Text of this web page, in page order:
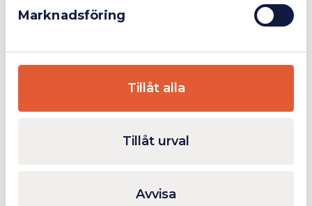
Marknadsföring
Tillåt alla
Tillåt urval
Avvisa
Inställningspositioner: 30.